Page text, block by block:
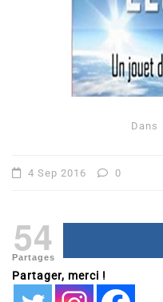
Dans
4 Sep 2016 0
54
Partages
Partager, merci !